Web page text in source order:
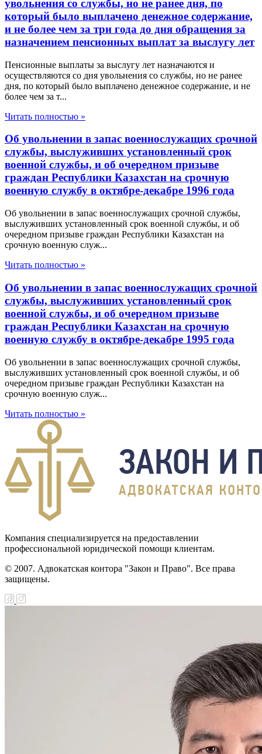
увольнения со службы, но не ранее дня, по
который было выплачено денежное содержание,
и не более чем за три года до дня обращения за
назначением пенсионных выплат за выслугу лет
Пенсионные выплаты за выслугу лет назначаются и
осуществляются со дня увольнения со службы, но не ранее
дня, по который было выплачено денежное содержание, и не
более чем за т...
Читать полностью »
Об увольнении в запас военнослужащих срочной
службы, выслуживших установленный срок
военной службы, и об очередном призыве
граждан Республики Казахстан на срочную
военную службу в октябре-декабре 1996 года
Об увольнении в запас военнослужащих срочной службы,
выслуживших установленный срок военной службы, и об
очередном призыве граждан Республики Казахстан на
срочную военную служ...
Читать полностью »
Об увольнении в запас военнослужащих срочной
службы, выслуживших установленный срок
военной службы, и об очередном призыве
граждан Республики Казахстан на срочную
военную службу в октябре-декабре 1995 года
Об увольнении в запас военнослужащих срочной службы,
выслуживших установленный срок военной службы, и об
очередном призыве граждан Республики Казахстан на
срочную военную служ...
Читать полностью »
Компания специализируется на предоставлении
профессиональной юридической помощи клиентам.
© 2007. Адвокатская контора "Закон и Право". Все права
защищены.